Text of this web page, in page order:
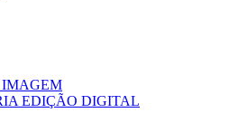
EDIÇÃO DIGITAL